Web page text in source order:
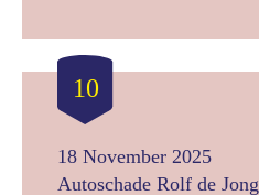
10
18 November 2025
Autoschade Rolf de Jong